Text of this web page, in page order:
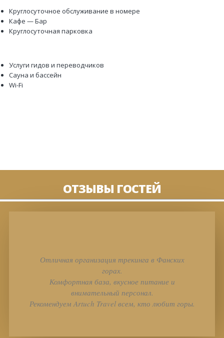
Круглосуточное обслуживание в номере
Кафе — Бар
Круглосуточная парковка
Услуги гидов и переводчиков
Сауна и бассейн
Wi-Fi
ОТЗЫВЫ ГОСТЕЙ
Отличная организация трекинга в Фанских
горах.
Комфортная база, вкусное питание и
внимательный персонал.
Рекомендуем Artuch Travel всем, кто любит горы.